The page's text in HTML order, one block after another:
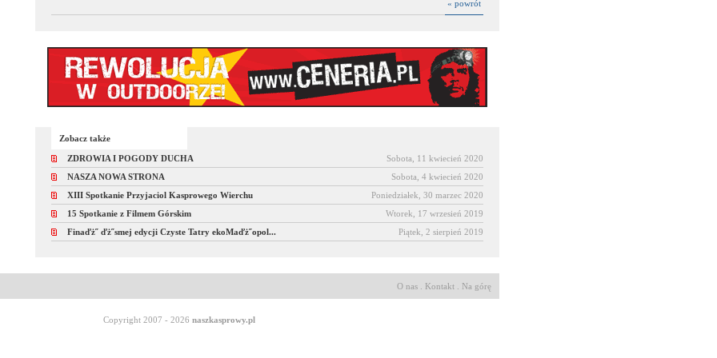
« powrót
Zobacz także
Sobota, 11 kwiecień 2020
ZDROWIA I POGODY DUCHA
Sobota, 4 kwiecień 2020
NASZA NOWA STRONA
Poniedziałek, 30 marzec 2020
XIII Spotkanie Przyjaciol Kasprowego Wierchu
Wtorek, 17 wrzesień 2019
15 Spotkanie z Filmem Górskim
Piątek, 2 sierpień 2019
Finaďż˝ ďż˝smej edycji Czyste Tatry ekoMaďż˝opol...
O nas Kontakt Na górę
Copyright 2007 - 2026 naszkasprowy.pl